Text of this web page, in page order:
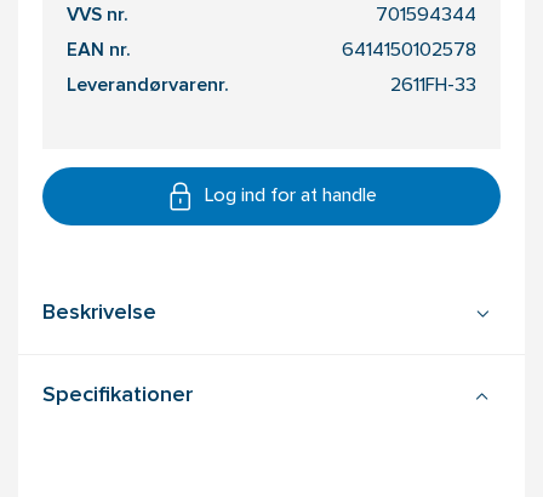
VVS nr. 701594344
EAN nr. 6414150102578
Leverandørvarenr. 2611FH-33
Log ind for at handle
Beskrivelse
Specifikationer